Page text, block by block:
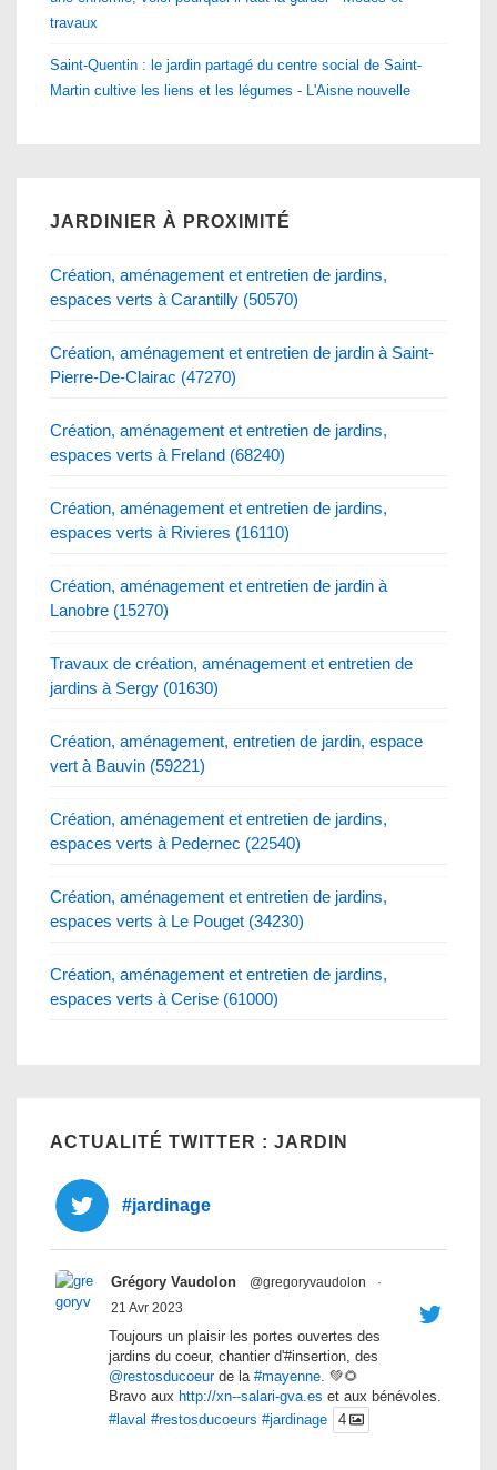
travaux
Saint-Quentin : le jardin partagé du centre social de Saint-
Martin cultive les liens et les légumes - L'Aisne nouvelle
JARDINIER À PROXIMITÉ
Création, aménagement et entretien de jardins,
espaces verts à Carantilly (50570)
Création, aménagement et entretien de jardin à Saint-
Pierre-De-Clairac (47270)
Création, aménagement et entretien de jardins,
espaces verts à Freland (68240)
Création, aménagement et entretien de jardins,
espaces verts à Rivieres (16110)
Création, aménagement et entretien de jardin à
Lanobre (15270)
Travaux de création, aménagement et entretien de
jardins à Sergy (01630)
Création, aménagement, entretien de jardin, espace
vert à Bauvin (59221)
Création, aménagement et entretien de jardins,
espaces verts à Pedernec (22540)
Création, aménagement et entretien de jardins,
espaces verts à Le Pouget (34230)
Création, aménagement et entretien de jardins,
espaces verts à Cerise (61000)
ACTUALITÉ TWITTER : JARDIN
#jardinage
Grégory Vaudolon @gregoryvaudolon
·
21 Avr 2023
Toujours un plaisir les portes ouvertes des
jardins du coeur, chantier d'#insertion, des
@restosducoeurde la #mayenne. 💚🌻
Bravo aux http://xn--salari-gva.es et aux bénévoles.
#laval #restosducoeurs #jardinage 4